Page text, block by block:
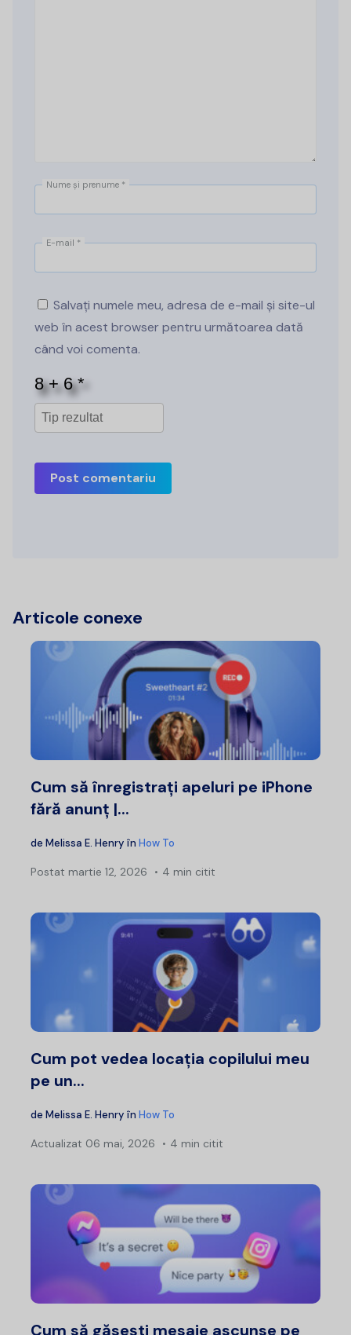
Nume și prenume *
E-mail *
Salvați numele meu, adresa de e-mail și site-ul
web în acest browser pentru următoarea dată
când voi comenta.
Post comentariu
Articole conexe
Cum să înregistrați apeluri pe iPhone
fără anunț |...
de Melissa E. Henry în How To
Postat martie 12, 2026 4 min citit
Cum pot vedea locația copilului meu
pe un...
de Melissa E. Henry în How To
Actualizat 06 mai, 2026 4 min citit
Cum să găsești mesaje ascunse pe